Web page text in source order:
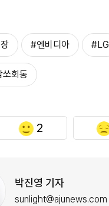
#엔비디아 #LG
회동
2
박진영 기자
sunlight@ajunews.com